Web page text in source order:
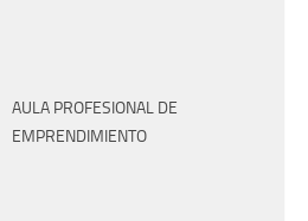
AULA PROFESIONAL DE
EMPRENDIMIENTO